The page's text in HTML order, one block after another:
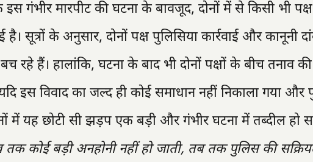
गंभीर मारपीट की घटना के बावजूद, दोनों में से किसी भी
है। सूत्रों के अनुसार, दोनों पक्ष पुलिसिया कार्रवाई और
रहे हैं। हालांकि, घटना के बाद भी दोनों पक्षों के बीच तनाव की
इस विवाद का जल्द ही कोई समाधान नहीं निकाला गया और
में यह छोटी सी झड़प एक बड़ी और गंभीर घटना में तब्दील हो
कोई बड़ी अनहोनी नहीं हो जाती, तब तक पुलिस की